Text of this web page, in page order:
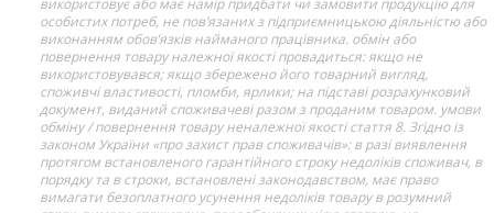
особистих потреб, не пов’язаних з підприємницькою діяльністю або
виконанням обов’язків найманого працівника. обмін або
повернення товару належної якості провадиться: якщо не
використовувався; якщо збережено його товарний вигляд,
споживчі властивості, пломби, ярлики; на підставі розрахунковий
документ, виданий споживачеві разом з проданим товаром. умови
обміну / повернення товару неналежної якості стаття 8. Згідно із
законом України «про захист прав споживачів»: в разі виявлення
протягом встановленого гарантійного строку недоліків споживач, в
порядку та в строки, встановлені законодавством, має право
вимагати безоплатного усунення недоліків товару в розумний